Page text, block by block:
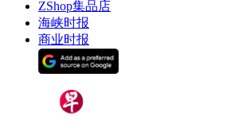
ZShop集品店
海峡时报
商业时报